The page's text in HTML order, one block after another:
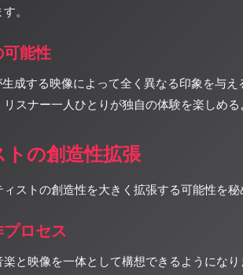
。
可能性
成する映像によって全く異なる印象を与
スナー一人ひとりが独自の体験を楽しめ
トの創造性拡張
ィストの創造性を大きく拡張する可能性を
ロセス
楽と映像を一体として構想できるようにな